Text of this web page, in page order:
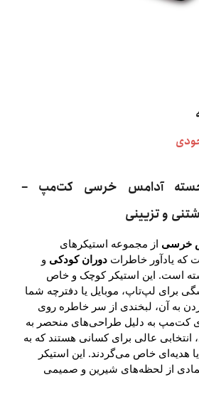
آدامس خرسی کت‌مپ –
و تزیینی
خرسی از مجموعه استیکرهای
یادآور خاطرات دوران کودکی و
است. این استیکر کوچک و خاص
برای لپ‌تاپ، موبایل یا دفترچه شما
به آن، لبخندی از سر خاطره روی
کت‌مپ به دلیل طراحی‌های منحصر به
انتخابی عالی برای کسانی هستند که به
هدیه‌ای خاص می‌گردند. این استیکر
نمادی از لحظه‌های شیرین و صمیمی